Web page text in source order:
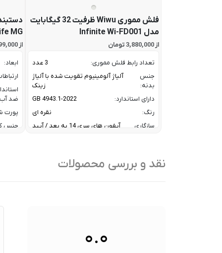
فلش مموری Wiwu ظرفیت 32 گیگابایت
مدل Infinite Wi-FD001
از 3,880,000 تومان
تعداد رابط فلش مموری:
3 عدد
جنس
بدنه:
آلیاژ آلومینیوم تقویت شده با آلیاژ
زینک
دارای استاندارد:
GB 4943.1-2022
رنگ:
نقره ای
سازگاری
آیفون های سری 14 به بعد / آیپد
ظرفیت:
MG
از 67,799,000 تومان
ابعاد:
ضد
پورت
جنس
نقد و بررسی محصولات
۰.۰